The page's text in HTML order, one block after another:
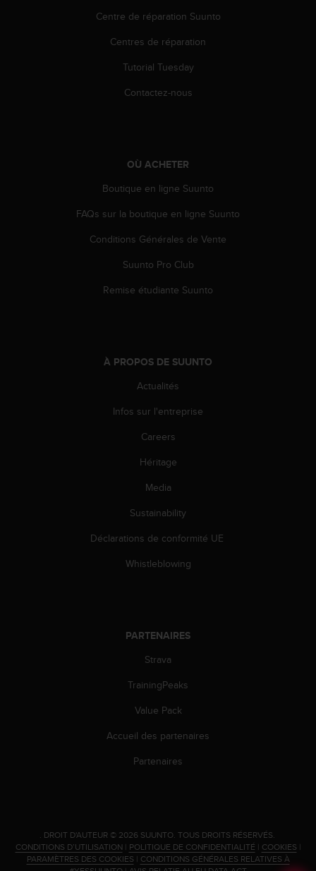
Centre de réparation Suunto
Centres de réparation
Tutorial Tuesday
Contactez-nous
OÙ ACHETER
Boutique en ligne Suunto
FAQs sur la boutique en ligne Suunto
Conditions Générales de Vente
Suunto Pro Club
Remise étudiante Suunto
À PROPOS DE SUUNTO
Actualités
Infos sur l'entreprise
Careers
Héritage
Media
Sustainability
Déclarations de conformité UE
Whistleblowing
PARTENAIRES
Strava
TrainingPeaks
Value Pack
Accueil des partenaires
Partenaires
. DROIT D'AUTEUR © 2026 SUUNTO. TOUS DROITS RÉSERVÉS.
CONDITIONS D’UTILISATION| POLITIQUE DE CONFIDENTIALITÉ | COOKIES |
PARAMÈTRES DES COOKIES | CONDITIONS GÉNÉRALES RELATIVES À